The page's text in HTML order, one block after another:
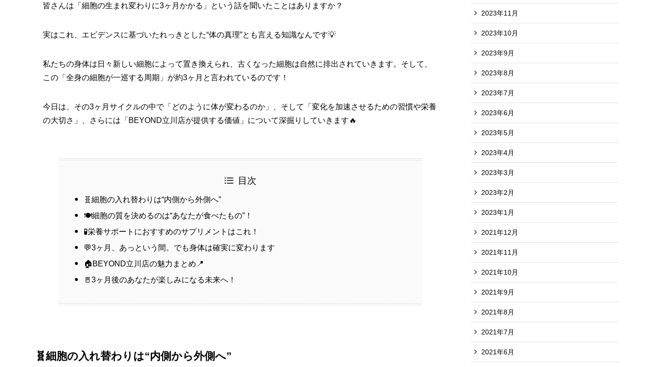
皆さんは「細胞の生まれ変わりに3ヶ月かかる」という話を聞いたことはありますか？
実はこれ、エビデンスに基づいたれっきとした“体の真理”とも言える知識なんです💡
私たちの身体は日々新しい細胞によって置き換えられ、古くなった細胞は自然に排出されていきます。そして、
この「全身の細胞が一巡する周期」が約3ヶ月と言われているのです！
今日は、その3ヶ月サイクルの中で「どのように体が変わるのか」、そして「変化を加速させるための習慣や栄養
の大切さ」、さらには「BEYOND立川店が提供する価値」について深掘りしていきます🔥
目次
🧬細胞の入れ替わりは“内側から外側へ”
🍽️細胞の質を決めるのは“あなたが食べたもの”！
🧪栄養サポートにおすすめのサプリメントはこれ！
💬3ヶ月、あっという間。でも身体は確実に変わります
🏠BEYOND立川店の魅力まとめ📍
🚪3ヶ月後のあなたが楽しみになる未来へ！
🧬細胞の入れ替わりは“内側から外側へ”
2023年11月
2023年10月
2023年9月
2023年8月
2023年7月
2023年6月
2023年5月
2023年4月
2023年3月
2023年2月
2023年1月
2021年12月
2021年11月
2021年10月
2021年9月
2021年8月
2021年7月
2021年6月